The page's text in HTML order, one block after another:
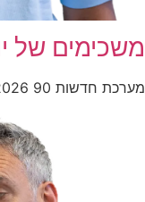
משכימים של
מערכת חדשות 90